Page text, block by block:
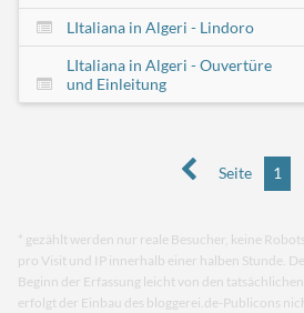
LItaliana in Algeri - Lindoro
LItaliana in Algeri - Ouvertüre
und Einleitung
Seite 1
* gezählt werden nur reale Besucher, keine
pro Visit und IP innerhalb einer halben Stunde.
Beginn der Erfassung leicht von den
erfolgt der Einbau des bloggerei.de-Publicons